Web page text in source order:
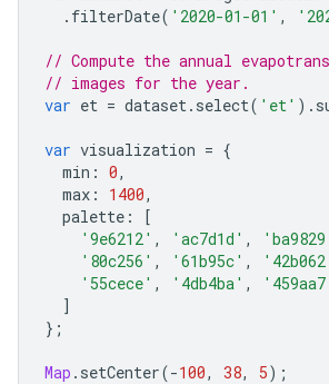
. filterDate( '2020-01-01' ,
// Compute the annual
// images for the year.
var et = dataset. select( 'et' ).
var visualization = {
min : 0,
max : 1400,
palette :
[
'9e6212' , 'ac7d1d' ,
'80c256' , '61b95c' ,
'55cece' , '4db4ba' ,
]
};
Map . setCenter(-100, 38, 5);